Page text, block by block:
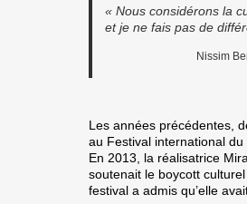
« Nous considérons la
et je ne fais pas de
Nissim
Les années précédentes,
au Festival international du
En 2013, la réalisatrice
soutenait le boycott
festival a admis qu’elle